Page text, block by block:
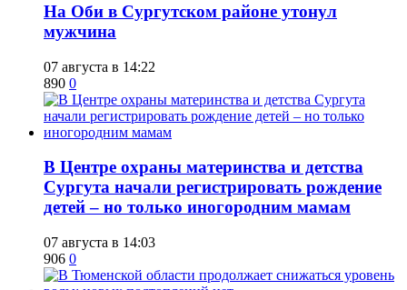
​На Оби в Сургутском районе утонул
мужчина
07 августа в 14:22
890 0
​В Центре охраны материнства и детства
Сургута начали регистрировать рождение
детей – но только иногородним мамам
07 августа в 14:03
906 0